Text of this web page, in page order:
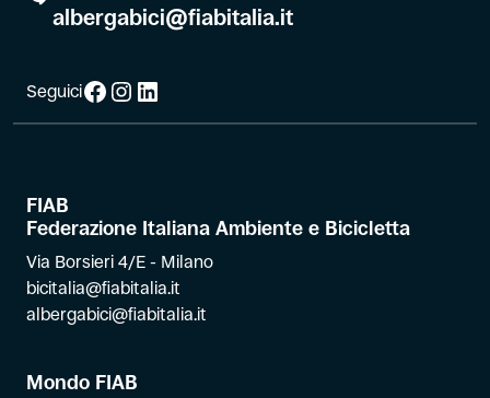
albergabici@fiabitalia.it
SeguiciFacebook
Instagram
LinkedIn
FIAB
Federazione Italiana Ambiente e Bicicletta
Via Borsieri 4/E - Milano
bicitalia@fiabitalia.it
albergabici@fiabitalia.it
Mondo FIAB